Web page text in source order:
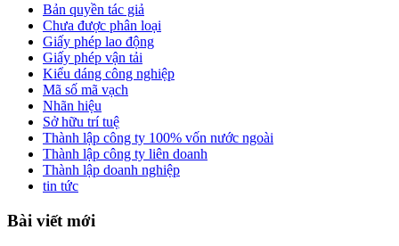
Bản quyền tác giả
Chưa được phân loại
Giấy phép lao động
Giấy phép vận tải
Kiểu dáng công nghiệp
Mã số mã vạch
Nhãn hiệu
Sở hữu trí tuệ
Thành lập công ty 100% vốn nước ngoài
Thành lập công ty liên doanh
Thành lập doanh nghiệp
tin tức
Bài viết mới